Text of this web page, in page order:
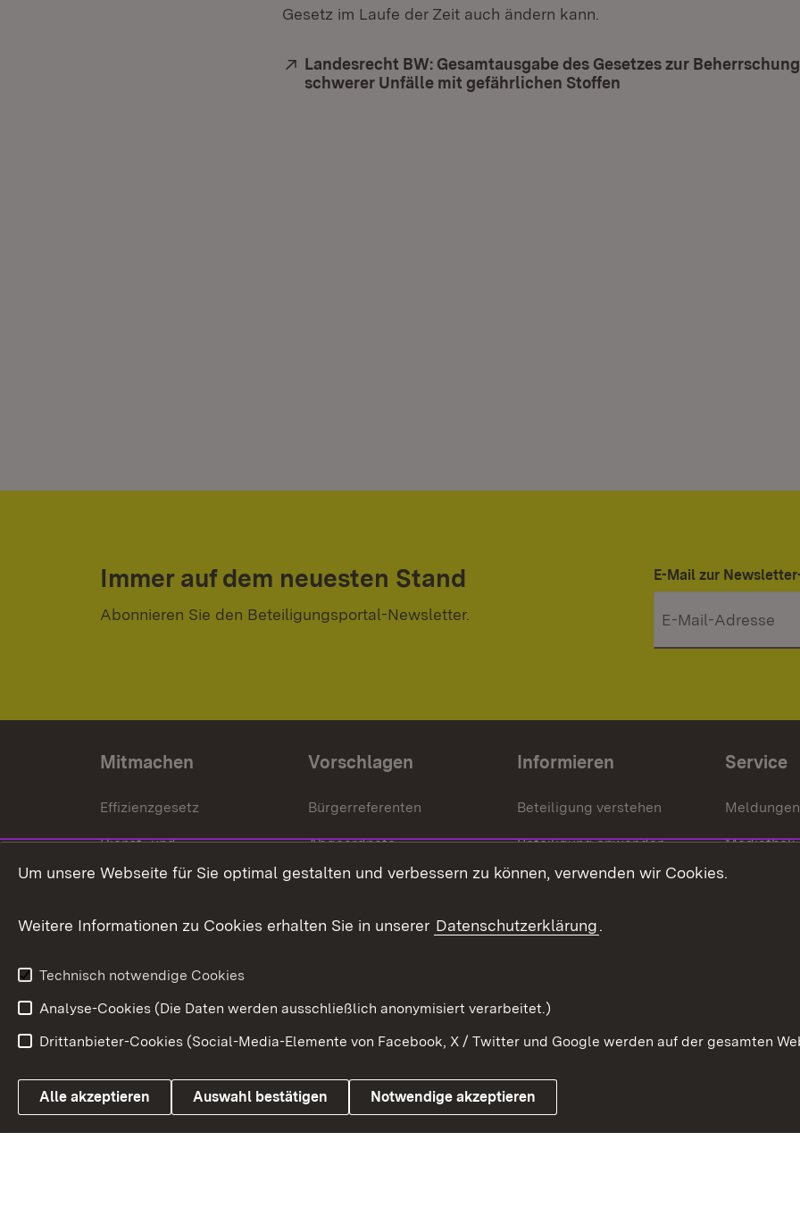
Gesetz im Laufe der Zeit auch ändern kann.
Extern:
Landesrecht BW: Gesamtausgabe des Gesetzes zur
schwerer Unfälle mit gefährlichen Stoffen
Immer auf dem neuesten Stand
Abonnieren Sie den Beteiligungsportal-Newsletter.
E-Mail zur
Mitmachen
Effizienzgesetz
Dienst- und
Versorgungsbezüge
Weitere
Vorschlagen
Bürgerreferenten
Abgeordnete
Bürgerbeauftragte
Informieren
Beteiligung verstehen
Beteiligung anwenden
Beteiligung stärken
Service
Meldungen
Mediathek
Link zum Landesportal
Impressum Kontakt
Um unsere Webseite für Sie optimal gestalten und verbessern zu können, verwenden wir Cookies.
Weitere Informationen zu Cookies erhalten Sie in unserer Datenschutzerklärung.
Technisch notwendige Cookies
Analyse-Cookies (Die Daten werden ausschließlich anonymisiert verarbeitet.)
Drittanbieter-Cookies (Social-Media-Elemente von Facebook, X / Twitter und Google werden auf der gesamten
Alle akzeptieren Auswahl bestätigen Notwendige akzeptieren